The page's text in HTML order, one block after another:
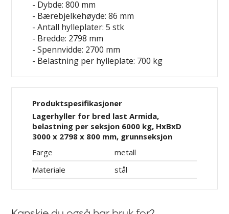
- Dybde: 800 mm
- Bærebjelkehøyde: 86 mm
- Antall hylleplater: 5 stk
- Bredde: 2798 mm
- Spennvidde: 2700 mm
- Belastning per hylleplate: 700 kg
Produktspesifikasjoner
Lagerhyller for bred last Armida,
belastning per seksjon 6000 kg, HxBxD
3000 x 2798 x 800 mm, grunnseksjon
Farge
metall
Materiale
stål